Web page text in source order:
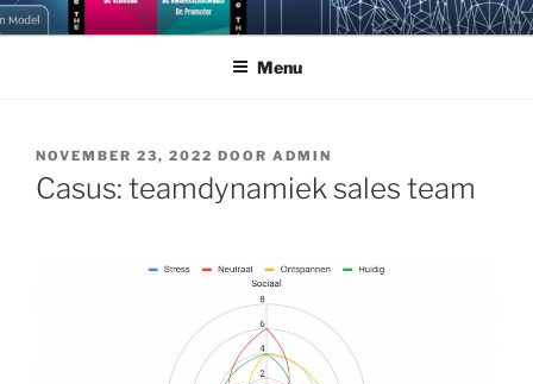
Ga
naarNEUROGRAM
Doorgrond jezelf en anderen met Cybernetic Big Five Theory
Menu
GEPLAATST
OP
NOVEMBER 23, 2022 DOOR ADMIN
Casus: teamdynamiek sales team